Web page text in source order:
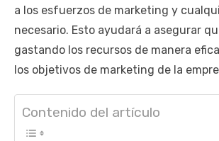
a los esfuerzos de marketing y
necesario. Esto ayudará a asegurar
gastando los recursos de manera
los objetivos de marketing de la
Contenido del artículo